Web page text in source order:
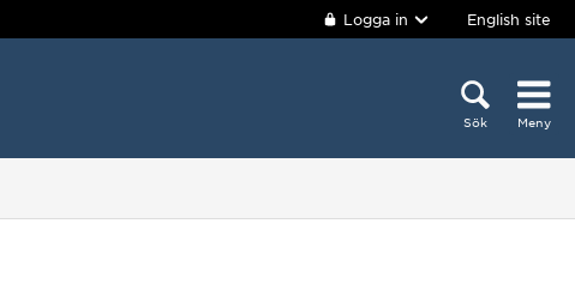
Logga in English site
Sök Meny